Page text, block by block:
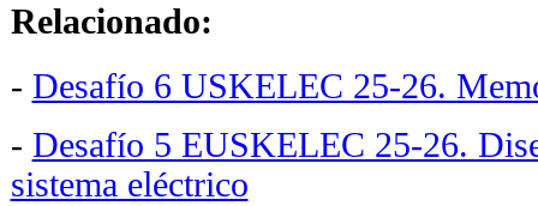
Relacionado:
- Desafío 6 USKELEC 25-26.
- Desafío 5 EUSKELEC 25-26.
sistema eléctrico